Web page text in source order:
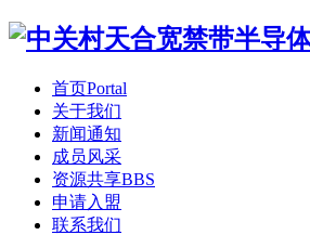
首页Portal
关于我们
新闻通知
成员风采
资源共享BBS
申请入盟
联系我们